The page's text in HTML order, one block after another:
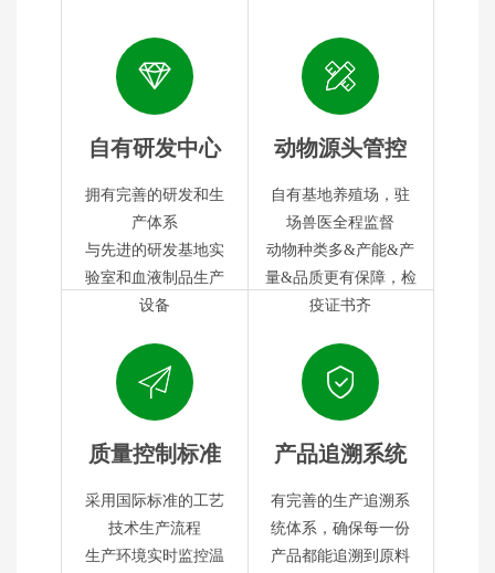
自有研发中心
拥有完善的研发和生
产体系
与先进的研发基地实
验室和血液制品生产
设备
动物源头管控
自有基地养殖场，驻
场兽医全程监督
动物种类多&产能&产
量&品质更有保障，检
疫证书齐
质量控制标准
采用国际标准的工艺
技术生产流程
生产环境实时监控温
产品追溯系统
有完善的生产追溯系
统体系，确保每一份
产品都能追溯到原料